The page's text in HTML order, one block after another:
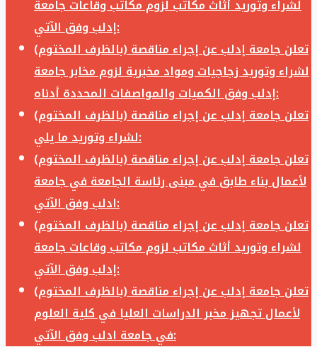
لشراء وتوريد أثاث مكاتب لزوم مكاتب وقاعات جامعة
إدلب وفق الآتي:
تعلن جامعة إدلب عن إجراء مناقصة (بالظرف المختوم)
لشراء وتوريد زجاجيات ومواد مخبرية لزوم مخابر جامعة
إدلب وفق الكميات والمواصفات المحددة أدناه:
تعلن جامعة إدلب عن إجراء مناقصة (بالظرف المختوم)
لشراء وتوريد ما يلي:
تعلن جامعة إدلب عن إجراء مناقصة (بالظرف المختوم)
لأعمال بناء طابق في مبنى رئاسة الجامعة في جامعة
ادلب وفق الآتي:
تعلن جامعة إدلب عن إجراء مناقصة (بالظرف المختوم)
لشراء وتوريد أثاث مكاتب لزوم مكاتب وقاعات جامعة
إدلب وفق الآتي:
تعلن جامعة إدلب عن إجراء مناقصة (بالظرف المختوم)
لأعمال تجهيز مخبر الدراسات العليا في كلية العلوم
في جامعة ادلب وفق الآتي: